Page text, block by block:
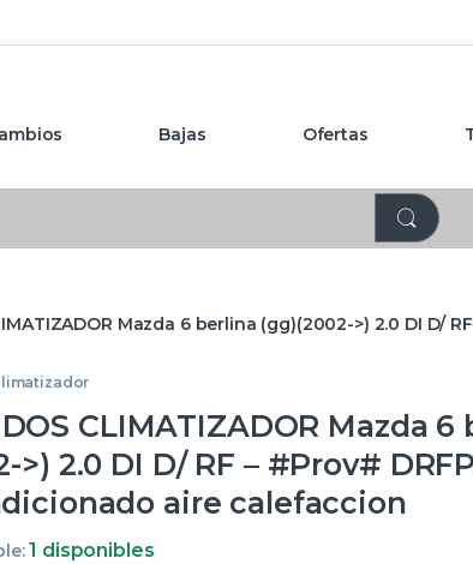
Bajas Ofertas
Mazda 6 berlina (gg)(2002->) 2.0 DI D/
CLIMATIZADOR Mazda
>) 2.0 DI D/ RF – #Prov#
aire calefaccion
1 disponibles